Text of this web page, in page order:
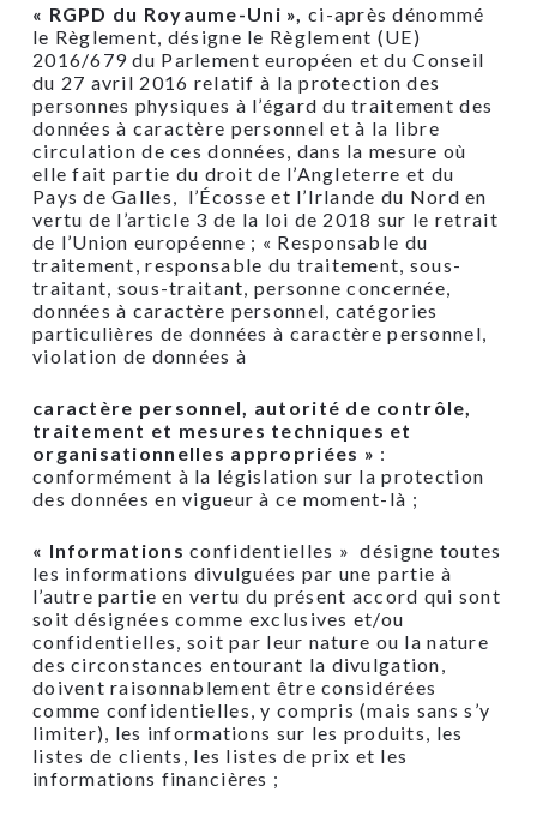
« RGPD du Royaume-Uni », ci-après dénommé
le Règlement, désigne le Règlement (UE)
2016/679 du Parlement européen et du Conseil
du 27 avril 2016 relatif à la protection des
personnes physiques à l’égard du traitement des
données à caractère personnel et à la libre
circulation de ces données, dans la mesure où
elle fait partie du droit de l’Angleterre et du
Pays de Galles, l’Écosse et l’Irlande du Nord en
vertu de l’article 3 de la loi de 2018 sur le retrait
de l’Union européenne ; « Responsable du
traitement, responsable du traitement, sous-
traitant, sous-traitant, personne concernée,
données à caractère personnel, catégories
particulières de données à caractère personnel,
violation de données à
caractère personnel, autorité de contrôle,
traitement et mesures techniques et
organisationnelles appropriées » :
conformément à la législation sur la protection
des données en vigueur à ce moment-là ;
« Informations confidentielles » désigne toutes
les informations divulguées par une partie à
l’autre partie en vertu du présent accord qui sont
soit désignées comme exclusives et/ou
confidentielles, soit par leur nature ou la nature
des circonstances entourant la divulgation,
doivent raisonnablement être considérées
comme confidentielles, y compris (mais sans s’y
limiter), les informations sur les produits, les
listes de clients, les listes de prix et les
informations financières ;